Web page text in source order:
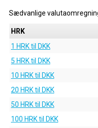
Sædvanlige
HRK
1 HRK til DKK
5 HRK til DKK
10 HRK til DKK
20 HRK til DKK
50 HRK til DKK
100 HRK til DKK